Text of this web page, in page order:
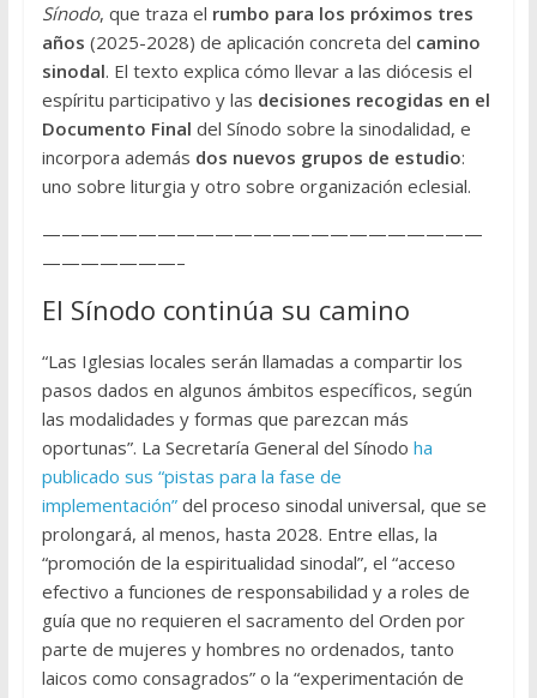
Sínodo, que traza el rumbo para los próximos tres
años (2025-2028) de aplicación concreta del camino
sinodal. El texto explica cómo llevar a las diócesis el
espíritu participativo y las decisiones recogidas en el
Documento Final del Sínodo sobre la sinodalidad, e
incorpora además dos nuevos grupos de estudio:
uno sobre liturgia y otro sobre organización eclesial.
———————————————————————
———————–
El Sínodo continúa su camino
“Las Iglesias locales serán llamadas a compartir los
pasos dados en algunos ámbitos específicos, según
las modalidades y formas que parezcan más
oportunas”. La Secretaría General del Sínodo ha
publicado sus “pistas para la fase de
implementación”del proceso sinodal universal, que se
prolongará, al menos, hasta 2028. Entre ellas, la
“promoción de la espiritualidad sinodal”, el “acceso
efectivo a funciones de responsabilidad y a roles de
guía que no requieren el sacramento del Orden por
parte de mujeres y hombres no ordenados, tanto
laicos como consagrados” o la “experimentación de